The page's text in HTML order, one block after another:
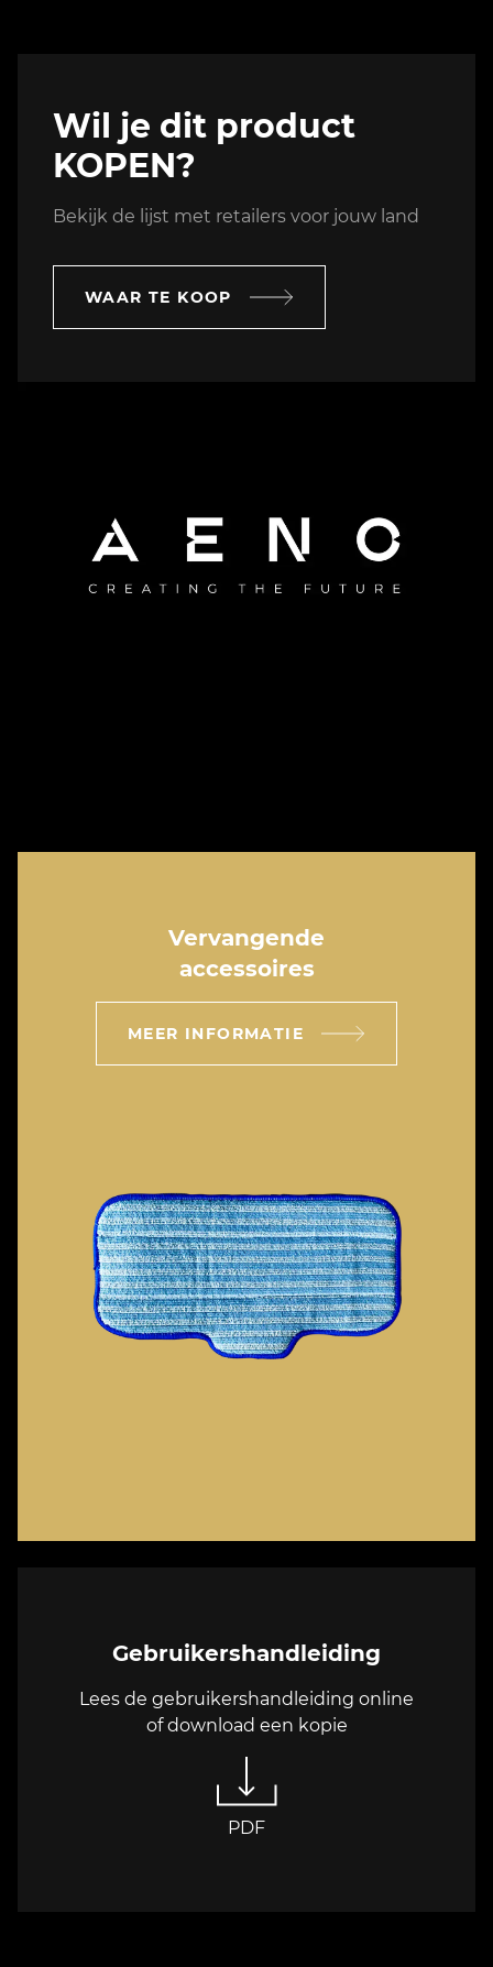
Wil je dit product
KOPEN?
Bekijk de lijst met retailers voor jouw land
WAAR TE KOOP
Vervangende
accessoires
MEER INFORMATIE
Gebruikershandleiding
Lees de gebruikershandleiding online
of download een kopie
PDF